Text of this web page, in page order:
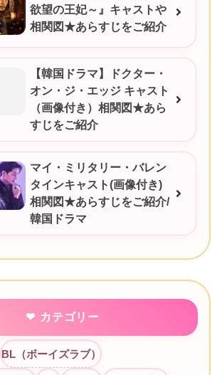
欲望の王妃～』キャストや
相関図★あらすじをご紹介
【韓国ドラマ】ドクター・
オン・ジ・エッジ キャスト
（画像付き）相関図★あら
すじをご紹介
マイ・ミリタリー・バレン
タインキャスト(画像付き)
相関図★あらすじをご紹介/
韓国ドラマ
カテゴリー
BL（ボーイズラブ）